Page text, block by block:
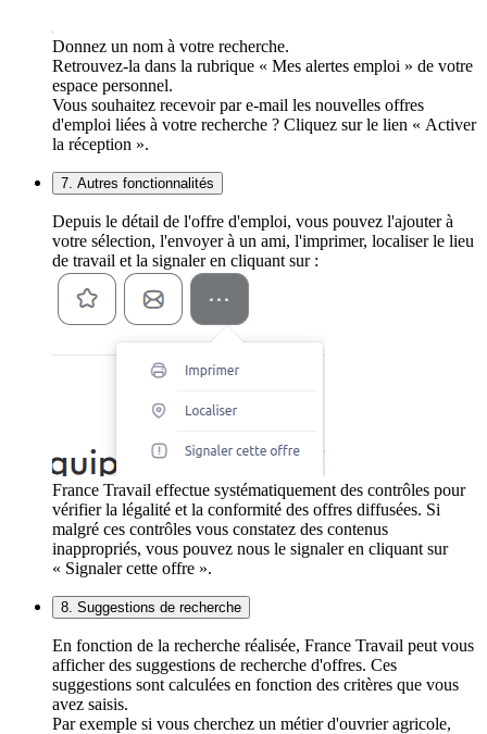
Donnez un nom à votre recherche.
Retrouvez-la dans la rubrique « Mes alertes emploi » de votre
espace personnel.
Vous souhaitez recevoir par e-mail les nouvelles offres
d'emploi liées à votre recherche ? Cliquez sur le lien « Activer
la réception ».
7. Autres fonctionnalités
Depuis le détail de l'offre d'emploi, vous pouvez l'ajouter à
votre sélection, l'envoyer à un ami, l'imprimer, localiser le lieu
de travail et la signaler en cliquant sur :
France Travail effectue systématiquement des contrôles pour
vérifier la légalité et la conformité des offres diffusées. Si
malgré ces contrôles vous constatez des contenus
inappropriés, vous pouvez nous le signaler en cliquant sur
« Signaler cette offre ».
8. Suggestions de recherche
En fonction de la recherche réalisée, France Travail peut vous
afficher des suggestions de recherche d'offres. Ces
suggestions sont calculées en fonction des critères que vous
avez saisis.
Par exemple si vous cherchez un métier d'ouvrier agricole,